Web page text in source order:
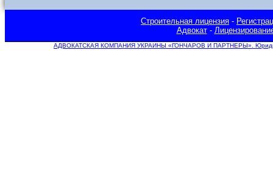
Строительная лицензия -
Адвокат-
АДВОКАТСКАЯ КОМПАНИЯ УКРАИНЫ «ГОНЧАРОВ И ПАРТНЕРЫ».